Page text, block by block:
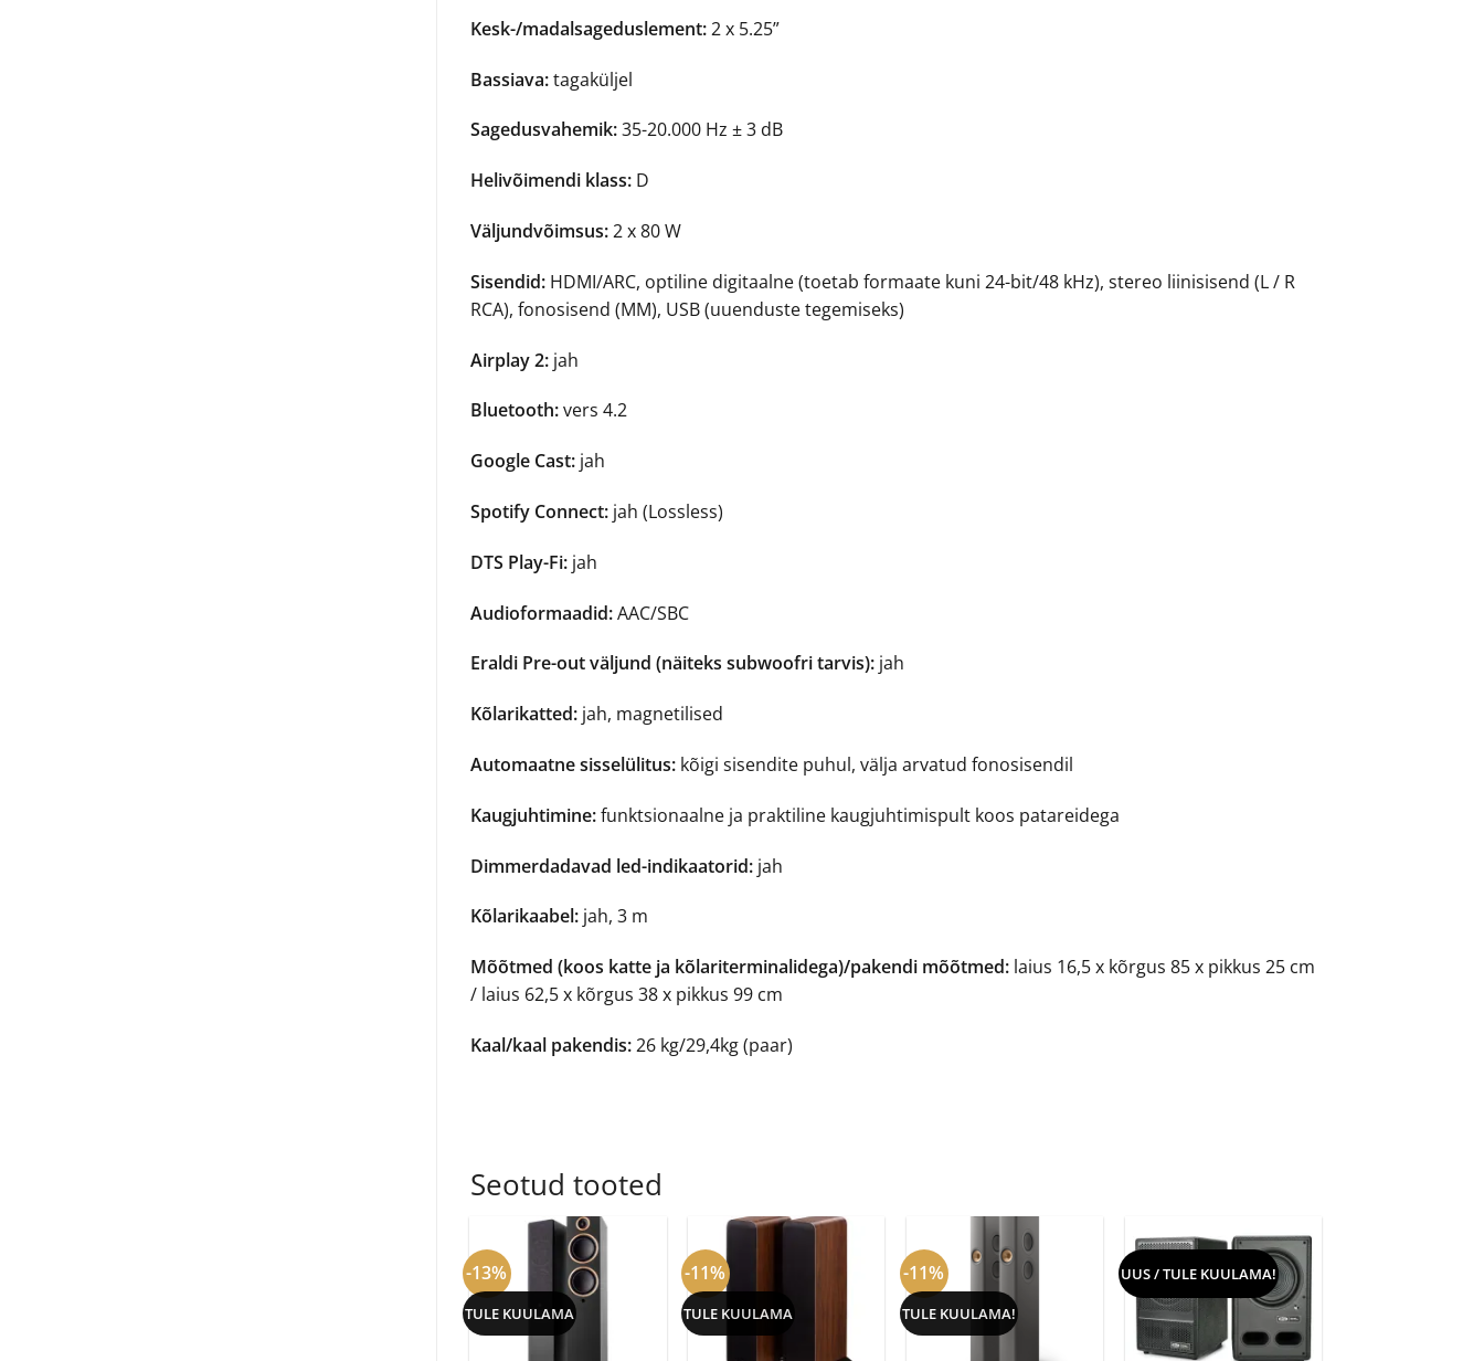
Kesk-/madalsageduslement:2 x 5.25”
Bassiava:tagaküljel
Sagedusvahemik:35-20.000 Hz ± 3 dB
Helivõimendi klass:D
Väljundvõimsus:2 x 80 W
Sisendid:HDMI/ARC, optiline digitaalne (toetab formaate kuni 24-bit/48 kHz), stereo liinisisend (L / R
RCA), fonosisend (MM), USB (uuenduste tegemiseks)
Airplay 2:jah
Bluetooth:vers 4.2
Google Cast:jah
Spotify Connect:jah (Lossless)
DTS Play-Fi:jah
Audioformaadid:AAC/SBC
Eraldi Pre-out väljund (näiteks subwoofri tarvis):jah
Kõlarikatted:jah, magnetilised
Automaatne sisselülitus:kõigi sisendite puhul, välja arvatud fonosisendil
Kaugjuhtimine:funktsionaalne ja praktiline kaugjuhtimispult koos patareidega
Dimmerdadavad led-indikaatorid:jah
Kõlarikaabel:jah, 3 m
Mõõtmed (koos katte ja kõlariterminalidega)/pakendi mõõtmed:laius 16,5 x kõrgus 85 x pikkus 25 cm
/ laius 62,5 x kõrgus 38 x pikkus 99 cm
Kaal/kaal pakendis:26 kg/29,4kg (paar)
Seotud tooted
-13%
TULE KUULAMA
-11%
TULE KUULAMA
-11%
TULE KUULAMA!
UUS / TULE KUULAMA!